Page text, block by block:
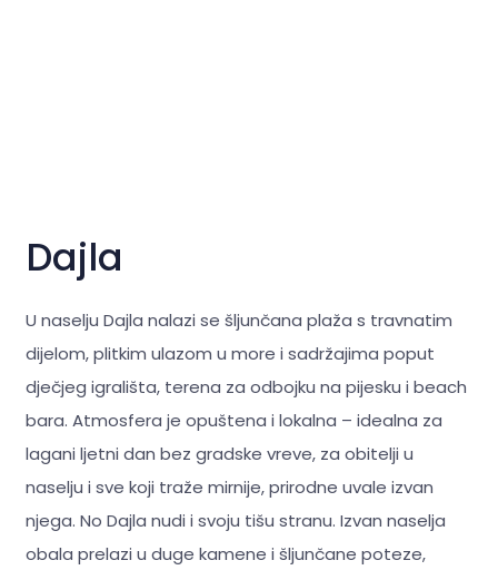
Dajla
U naselju Dajla nalazi se šljunčana plaža s travnatim
dijelom, plitkim ulazom u more i sadržajima poput
dječjeg igrališta, terena za odbojku na pijesku i beach
bara. Atmosfera je opuštena i lokalna – idealna za
lagani ljetni dan bez gradske vreve, za obitelji u
naselju i sve koji traže mirnije, prirodne uvale izvan
njega. No Dajla nudi i svoju tišu stranu. Izvan naselja
obala prelazi u duge kamene i šljunčane poteze,